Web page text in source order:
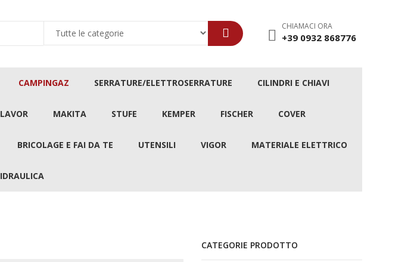
CHIAMACI ORA
+39 0932 868776
CAMPINGAZ SERRATURE/ELETTROSERRATURE CILINDRI E CHIAVI
LAVOR MAKITA STUFE KEMPER FISCHER COVER
BRICOLAGE E FAI DA TE UTENSILI VIGOR MATERIALE ELETTRICO
IDRAULICA
CATEGORIE PRODOTTO